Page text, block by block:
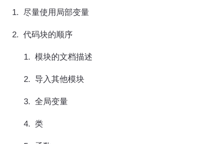
尽量使用局部变量
代码块的顺序
模块的文档描述
导入其他模块
全局变量
类